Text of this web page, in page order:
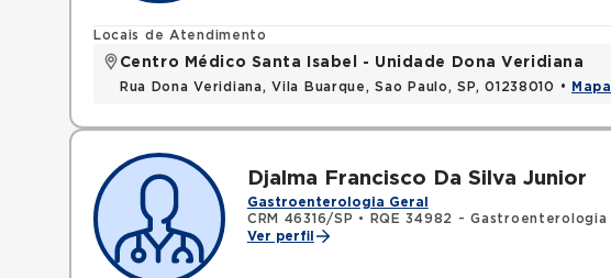
Locais de Atendimento
Centro Médico Santa Isabel - Unidade Dona Veridiana
Rua Dona Veridiana, Vila Buarque, Sao Paulo, SP, 01238010 • Mapa
Djalma Francisco Da Silva Junior
Gastroenterologia Geral
CRM 46316/SP •
RQE 34982 - Gastroenterologia
Ver perfil